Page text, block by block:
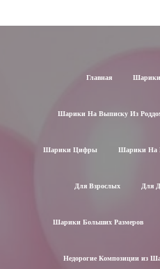
Главная Шарики
Шарики На Выписку Из
Шарики Цифры Шарики На
Для Взрослых Для
Шарики Больших Размеров
Недорогие Композиции из